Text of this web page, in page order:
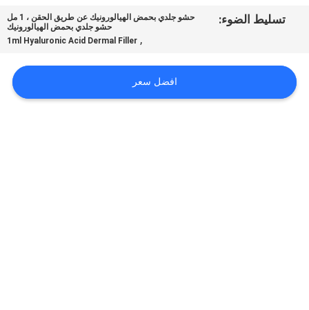
اطلب
SHOPPING
تسليط الضوء:
حشو جلدي بحمض الهيالورونيك عن طريق الحقن ، 1 مل
حشو جلدي بحمض الهيالورونيك
,
1ml Hyaluronic Acid Dermal Filler
افضل سعر